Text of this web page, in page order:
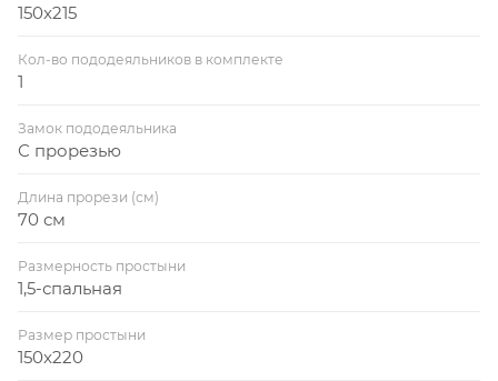
150x215
Кол-во пододеяльников в комплекте
1
Замок пододеяльника
С прорезью
Длина прорези (см)
70 см
Размерность простыни
1,5-спальная
Размер простыни
150x220